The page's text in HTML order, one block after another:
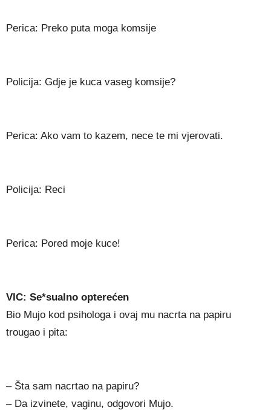
Perica: Preko puta moga komsije
Policija: Gdje je kuca vaseg komsije?
Perica: Ako vam to kazem, nece te mi vjerovati.
Policija: Reci
Perica: Pored moje kuce!
VIC: Se*sualno opterećen
Bio Mujo kod psihologa i ovaj mu nacrta na papiru
trougao i pita:
– Šta sam nacrtao na papiru?
– Da izvinete, vaginu, odgovori Mujo.